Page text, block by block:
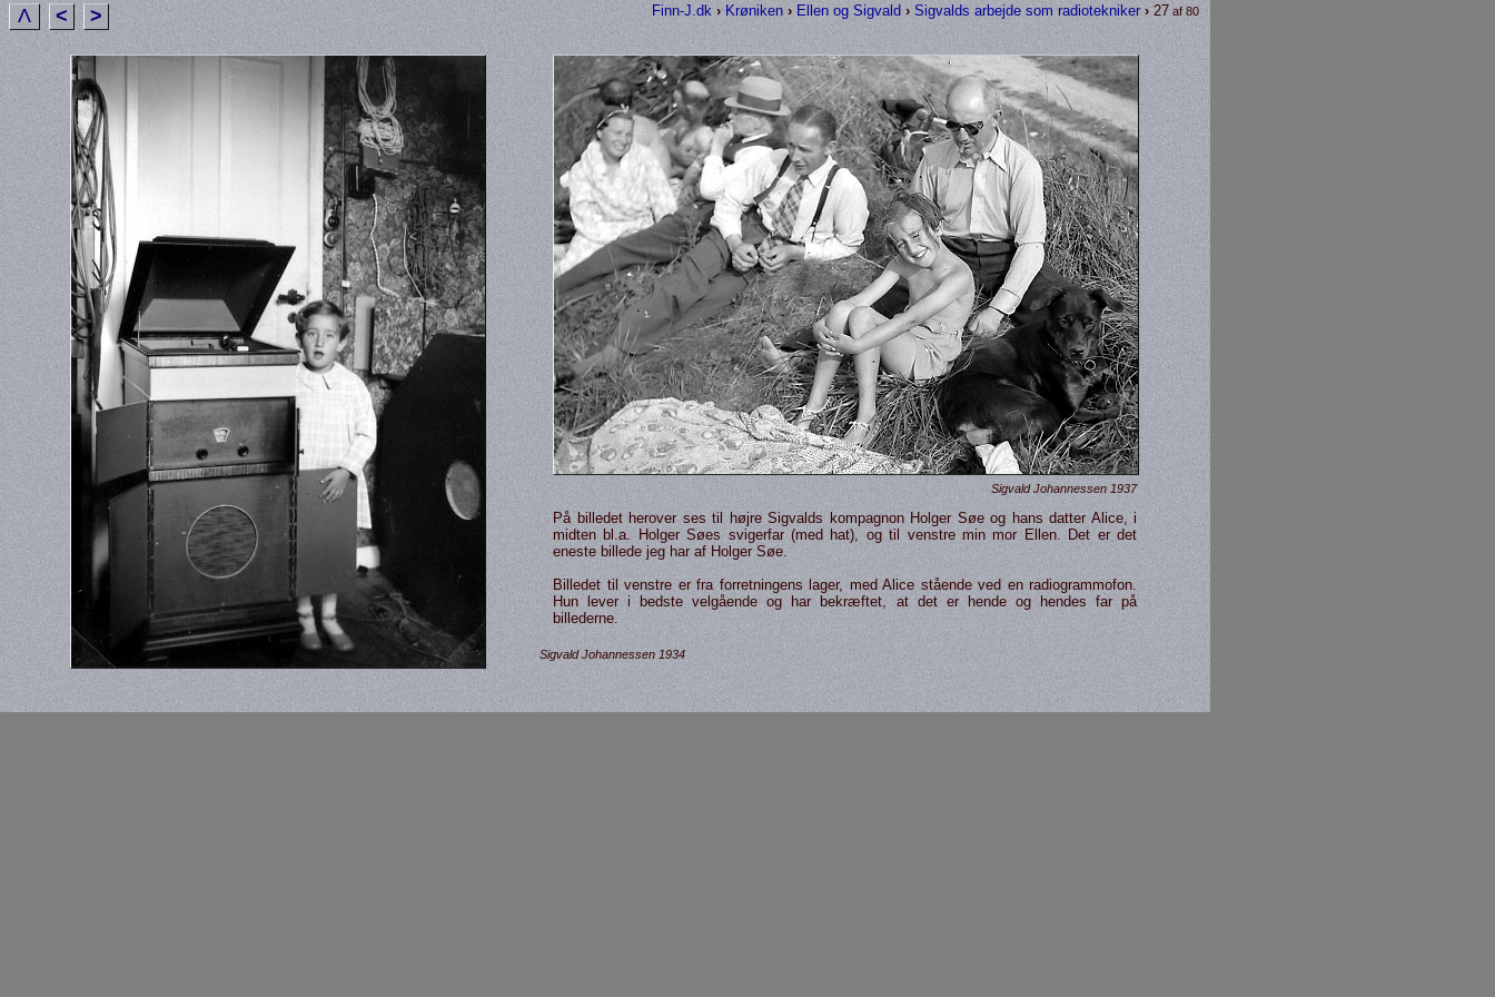
Finn-J.dk › Krøniken › Ellen og Sigvald › Sigvalds arbejde som radiotekniker › 27 af 80
Λ < >
Sigvald Johannessen 1937
På billedet herover ses til højre Sigvalds kompagnon Holger Søe og hans datter Alice, i
midten bl.a. Holger Søes svigerfar (med hat), og til venstre min mor Ellen. Det er det
eneste billede jeg har af Holger Søe.
Billedet til venstre er fra forret­ningens lager, med Alice stående ved en radio­grammofon.
Hun lever i bedste velgående og har bekræftet, at det er hende og hendes far på
billederne.
Sigvald Johannessen 1934